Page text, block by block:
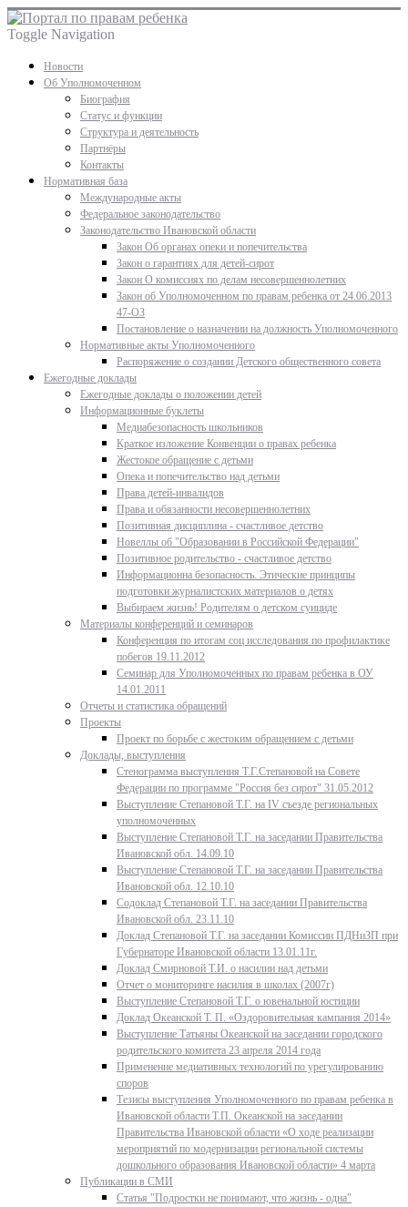
Toggle Navigation
Новости
Об Уполномоченном
Биография
Статус и функции
Структура и деятельность
Партнёры
Контакты
Нормативная база
Международные акты
Федеральное законодательство
Законодательство Ивановской области
Закон Об органах опеки и попечительства
Закон о гарантиях для детей-сирот
Закон О комиссиях по делам несовершеннолетних
Закон об Уполномоченном по правам ребенка от 24.06.2013
47-ОЗ
Постановление о назначении на должность Уполномоченного
Нормативные акты Уполномоченного
Распоряжение о создании Детского общественного совета
Ежегодные доклады
Ежегодные доклады о положении детей
Информационные буклеты
Медиабезопасность школьников
Краткое изложение Конвенции о правах ребенка
Жестокое обращение с детьми
Опека и попечительство над детьми
Права детей-инвалидов
Права и обязанности несовершеннолетних
Позитивная дисциплина - счастливое детство
Новеллы об "Образовании в Российской Федерации"
Позитивное родительство - счастливое детство
Информационна безопасность. Этические принципы
подготовки журналистских материалов о детях
Выбираем жизнь! Родителям о детском суициде
Материалы конференций и семинаров
Конференция по итогам соц исследования по профилактике
побегов 19.11.2012
Семинар для Уполномоченных по правам ребенка в ОУ
14.01.2011
Отчеты и статистика обращений
Проекты
Проект по борьбе с жестоким обращением с детьми
Доклады, выступления
Стенограмма выступления Т.Г.Степановой на Совете
Федерации по программе "Россия без сирот" 31.05.2012
Выступление Степановой Т.Г. на IV съезде региональных
уполномоченных
Выступление Степановой Т.Г. на заседании Правительства
Ивановской обл. 14.09.10
Выступление Степановой Т.Г. на заседании Правительства
Ивановской обл. 12.10.10
Содоклад Степановой Т.Г. на заседании Правительства
Ивановской обл. 23.11.10
Доклад Степановой Т.Г. на заседании Комиссии ПДНиЗП при
Губернаторе Ивановской области 13.01.11г.
Доклад Смирновой Т.И. о насилии над детьми
Отчет о мониторинге насилия в школах (2007г)
Выступление Степановой Т.Г. о ювенальной юстиции
Доклад Океанской Т. П. «Оздоровительная кампания 2014»
Выступление Татьяны Океанской на заседании городского
родительского комитета 23 апреля 2014 года
Применение медиативных технологий по урегулированию
споров
Тезисы выступления Уполномоченного по правам ребенка в
Ивановской области Т.П. Океанской на заседании
Правительства Ивановской области «О ходе реализации
мероприятий по модернизации региональной системы
дошкольного образования Ивановской области» 4 марта
Публикации в СМИ
Статья "Подростки не понимают, что жизнь - одна"